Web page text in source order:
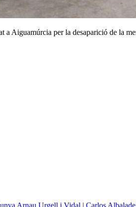
a Aiguamúrcia per la desaparició de la
Arnau Urgell i Vidal | Carlos